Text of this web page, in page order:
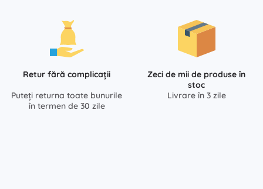
Retur fără complicații
Puteți returna toate bunurile
în termen de 30 zile
Zeci de mii de produse în
stoc
Livrare în 3 zile